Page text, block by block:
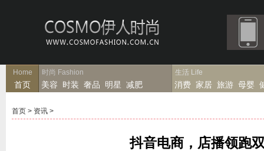
Home
首页
时尚 Fashion
美容 时装 奢品 明星 减肥
生活 Life
消费 家居 旅游 母婴
首页 > 资讯 >
抖音电商，店播领跑